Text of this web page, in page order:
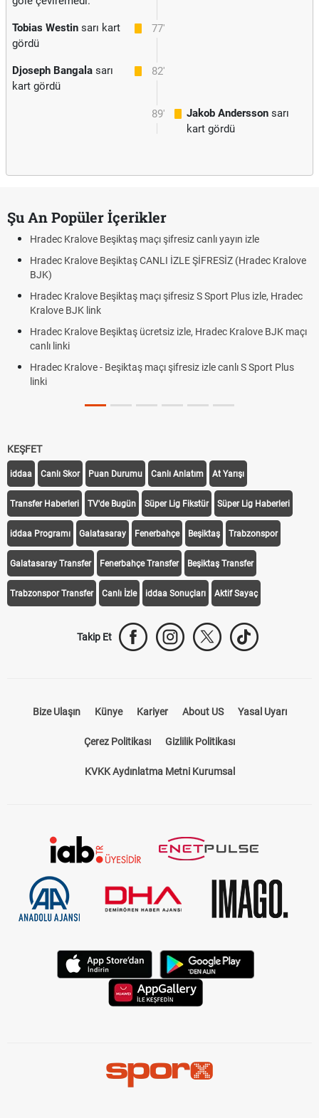
77'
Tobias Westin sarı kart
gördü
82'
Djoseph Bangala sarı
kart gördü
89' Jakob Andersson sarı
kart gördü
Şu An Popüler İçerikler
Hradec Kralove Beşiktaş maçı şifresiz canlı yayın izle
Hradec Kralove Beşiktaş CANLI İZLE ŞİFRESİZ (Hradec Kralove
BJK)
Hradec Kralove Beşiktaş maçı şifresiz S Sport Plus izle, Hradec
Kralove BJK link
Hradec Kralove Beşiktaş ücretsiz izle, Hradec Kralove BJK maçı
canlı linki
Hradec Kralove - Beşiktaş maçı şifresiz izle canlı S Sport Plus
linki
KEŞFET
iddaa Canlı Skor Puan Durumu Canlı Anlatım At Yarışı
Transfer Haberleri TV'de Bugün Süper Lig Fikstür Süper Lig Haberleri
iddaa Programı Galatasaray Fenerbahçe Beşiktaş Trabzonspor
Galatasaray Transfer Fenerbahçe Transfer Beşiktaş Transfer
Trabzonspor Transfer Canlı İzle iddaa Sonuçları Aktif Sayaç
Takip Et
Bize Ulaşın Künye Kariyer About US Yasal Uyarı
Çerez Politikası Gizlilik Politikası
KVKK Aydınlatma Metni Kurumsal